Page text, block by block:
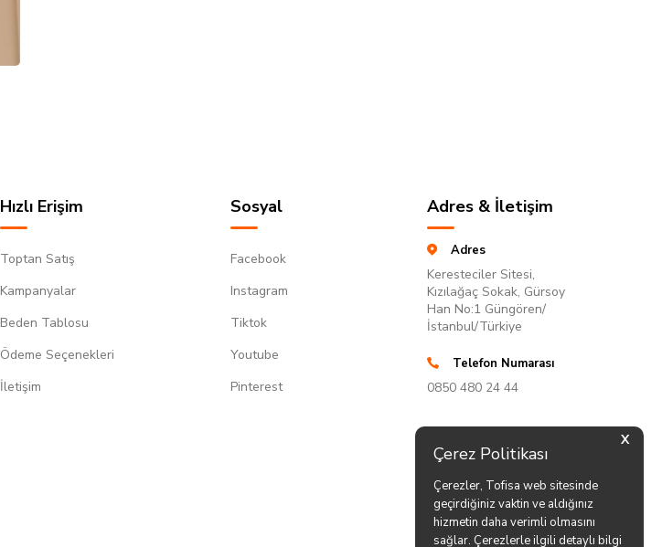
X
Çerez Politikası
Çerezler, Tofisa web sitesinde
geçirdiğiniz vaktin ve aldığınız
hizmetin daha verimli olmasını
sağlar. Çerezlerle ilgili detaylı bilgi
Hızlı Erişim
Toptan Satış
Kampanyalar
Beden Tablosu
Ödeme Seçenekleri
İletişim
Sosyal
Facebook
Instagram
Tiktok
Youtube
Pinterest
Adres & İletişim
Adres
Keresteciler Sitesi,
Kızılağaç Sokak, Gürsoy
Han No:1 Güngören/
İstanbul/Türkiye
Telefon Numarası
0850 480 24 44